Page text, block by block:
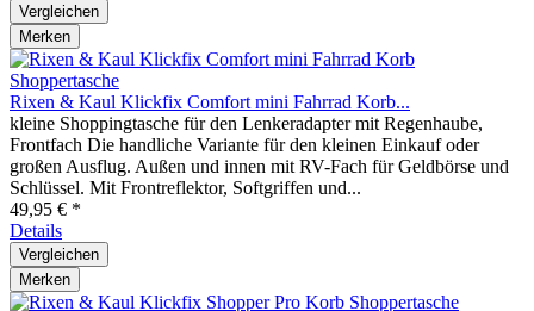
Vergleichen
Merken
Rixen & Kaul Klickfix Comfort mini Fahrrad Korb...
kleine Shoppingtasche für den Lenkeradapter mit Regenhaube,
Frontfach Die handliche Variante für den kleinen Einkauf oder
großen Ausflug. Außen und innen mit RV-Fach für Geldbörse und
Schlüssel. Mit Frontreflektor, Softgriffen und...
49,95 € *
Details
Vergleichen
Merken